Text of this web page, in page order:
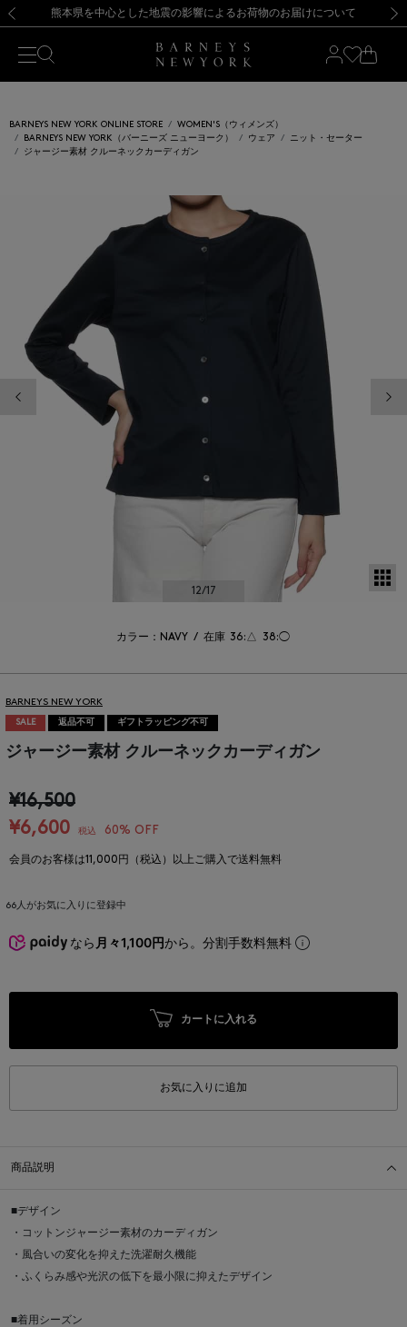
新規登録のお客様も対象！＜MY BARNEYS＞会員のお客様は11,000円（税込）以上のお買上げで常時送料無料！お買い物の際は会員登録を！
【夏季休業に伴う返品・交換承り一時停止のお知らせ】（2026.8.5）
熊本県を中心とした地震の影響によるお荷物のお届けについて
【開催中】SUMMER SALEのご案内・ご注意事項 新規登録のお客様も対象！＜MY BARNEYS＞会員のお客様は11,000円（税込）以上のお買上げで常時送料無料！お買い物の際は会員登録を！
【夏季休業に伴う返品・交換承り一時停止のお知らせ】（2026.8.5）
BARNEYS NEW YORK ONLINE STORE
WOMEN'S（ウィメンズ）
BARNEYS NEW YORK（バーニーズ ニューヨーク）
ウェア
ニット・セーター
ジャージー素材 クルーネックカーディガン
前の画像
12/17
カラー：NAVY / 在庫 36:△ 38:◯
BARNEYS NEW YORK
SALE 返品不可 ギフトラッピング不可
ジャージー素材 クルーネックカーディガン
¥16,500
¥6,600
税込 60% OFF
会員のお客様は11,000円（税込）以上ご購入で送料無料
66人がお気に入りに登録中
なら 月々1,100円から。分割手数料無料
カートに入れる
お気に入りに追加
商品説明
■デザイン
・コットンジャージー素材のカーディガン
・風合いの変化を抑えた洗濯耐久機能
・ふくらみ感や光沢の低下を最小限に抑えたデザイン
■着用シーズン